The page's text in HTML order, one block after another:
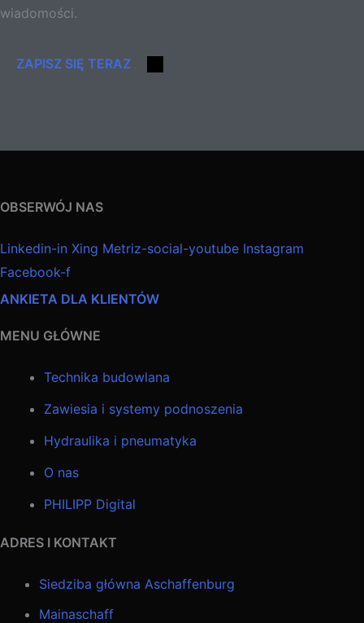
wiadomości.
ZAPISZ SIĘ TERAZ
OBSERWÓJ NAS
Linkedin-in Xing Metriz-social-youtube Instagram
Facebook-f
ANKIETA DLA KLIENTÓW
MENU GŁÓWNE
Technika budowlana
Zawiesia i systemy podnoszenia
Hydraulika i pneumatyka
O nas
PHILIPP Digital
ADRES I KONTAKT
Siedziba główna Aschaffenburg
Mainaschaff